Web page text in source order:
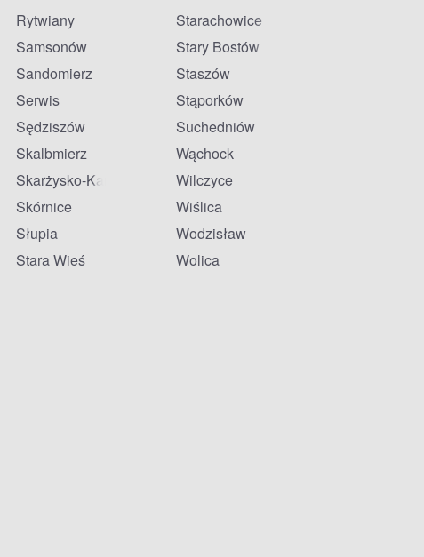
Rytwiany
Samsonów
Sandomierz
Serwis
Sędziszów
Skalbmierz
Skarżysko-Kamienna
Skórnice
Słupia
Stara Wieś
Starachowice
Stary Bostów
Staszów
Stąporków
Suchedniów
Wąchock
Wilczyce
Wiślica
Wodzisław
Wolica